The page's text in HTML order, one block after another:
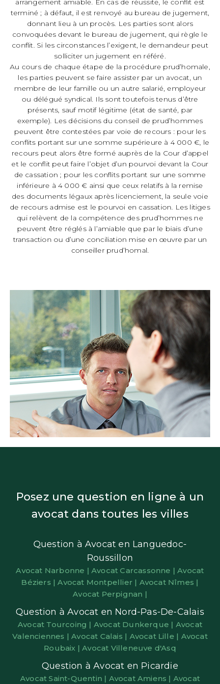
arrangement amiable. En cas de réussite, le conflit est
terminé ; à défaut, il est renvoyé au bureau de jugement,
donnant lieu à un procès. Les parties sont alors
convoquées devant le bureau de jugement, qui règle le
conflit. Si les circonstances l’exigent, le demandeur peut
solliciter un jugement en référé.
Au cours de chaque étape de la procédure prud’homale,
les parties peuvent se faire assister par un avocat, un
membre de leur famille ou un autre salarié, employeur
ou délégué syndical. Ils sont toutefois tenus d’être
présents, sauf motif légitime (état de santé, par
exemple). Les décisions du conseil de prud’hommes
peuvent être contestées par voie de recours : pour les
conflits portant sur une somme supérieure à 4 000 €, le
recours peut alors être formé auprès de la Cour d’appel
et le conflit peut faire l’objet d’un pourvoi devant la Cour
de cassation ; pour les conflits portant sur une somme
inférieure à 4 000 € ainsi que ceux relatifs à la remise
des documents légaux après licenciement, la seule voie
de recours admise est le pourvoi en cassation. Les litiges
qui relèvent de la compétence des prud’hommes ne
peuvent être réglés à l’amiable que par le biais d’une
transaction ou d’une conciliation mise en œuvre par un
conseiller prud’homal.
Posez une question en ligne à un
avocat dans toutes les villes
Question à Avocat en Languedoc-
Roussillon
Avocat Narbonne |Avocat Carcassonne |Avocat
Béziers |Avocat Montpellier | Avocat Nîmes |
Avocat Perpignan |
Question à Avocat en Nord-Pas-De-Calais
Avocat Tourcoing | Avocat Dunkerque | Avocat
Valenciennes |Avocat Calais | Avocat Lille | Avocat
Roubaix |Avocat Villeneuve d'Asq
Question à Avocat en Picardie
Avocat Saint-Quentin | Avocat Amiens | Avocat